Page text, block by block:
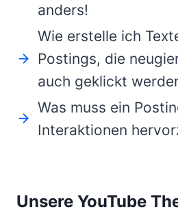
anders!
Wie erstelle ich
Postings, die
auch geklickt
Was muss ein
Interaktionen
Unsere YouTube